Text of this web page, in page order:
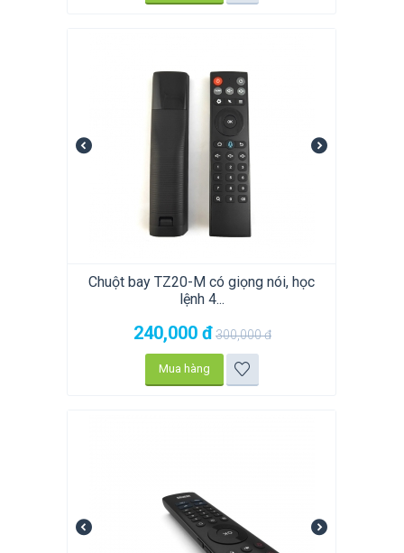
Chuột bay TZ20-M có giọng nói, học
lệnh 4...
240,000 đ300,000đ
Mua hàng